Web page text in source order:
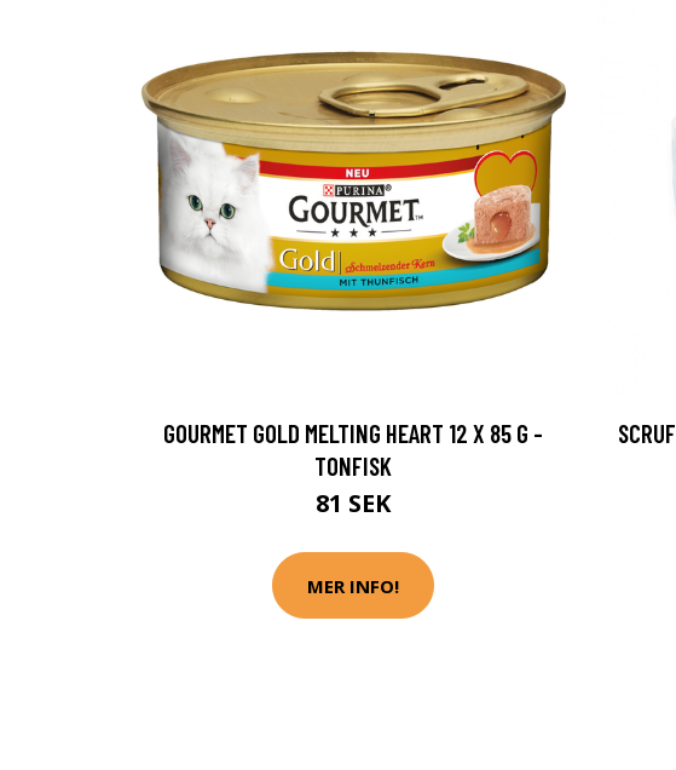
GOURMET GOLD MELTING HEART 12 X 85 G -
TONFISK
81 SEK
MER INFO!